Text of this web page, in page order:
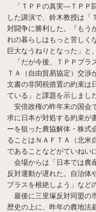
「ＴＰＰの真実―ＴＰＰ
した講演で、鈴木教授は「
対闘争に勝利した。『もう
れの暮らしはもっと苦しく
巨大なうねりとなった」と
「だが今後、ＴＰＰプラ
ＴＡ（自由貿易協定）交渉
文書の非関税措置の約束は
ている」と課題を示しまし
安倍政権の昨年末の国会
求に日本が対処する約束が
ーを狙った農協解体・株式
ることはＮＡＦＴＡ（北米
であることなどがていねい
会場からは「日本では農
反対運動が遅れた。自治体
プラスを根絶しよう」など
最後に三里塚反対同盟の
歴史の上に、昨年の農地法